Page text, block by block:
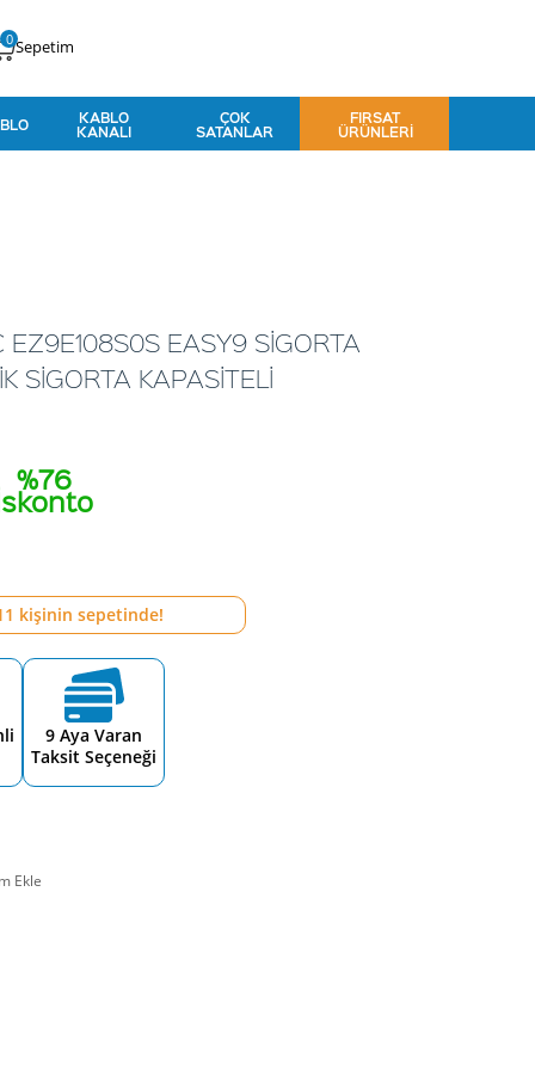
Sepetim
0
KABLO
KANALI
ÇOK
SATANLAR
FIRSAT
ÜRÜNLERI
EZ9E108S0S EASY9 SİGORTA
SİGORTA KAPASİTELİ
%76
kişinin sepetinde!
9 Aya Varan
Taksit Seçeneği
Ekle